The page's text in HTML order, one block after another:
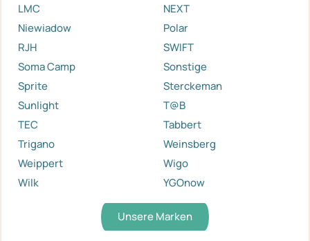
LMC
NEXT
Niewiadow
Polar
RJH
SWIFT
Soma Camp
Sonstige
Sprite
Sterckeman
Sunlight
T@B
TEC
Tabbert
Trigano
Weinsberg
Weippert
Wigo
Wilk
YGOnow
Unsere Marken